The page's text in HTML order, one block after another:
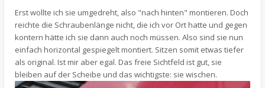
Erst wollte ich sie umgedreht, also "nach hinten" montieren. Doch
reichte die Schraubenlänge nicht, die ich vor Ort hatte und gegen
kontern hätte ich sie dann auch noch müssen. Also sind sie nun
einfach horizontal gespiegelt montiert. Sitzen somit etwas tiefer
als original. Ist mir aber egal. Das freie Sichtfeld ist gut, sie
bleiben auf der Scheibe und das wichtigste: sie wischen.